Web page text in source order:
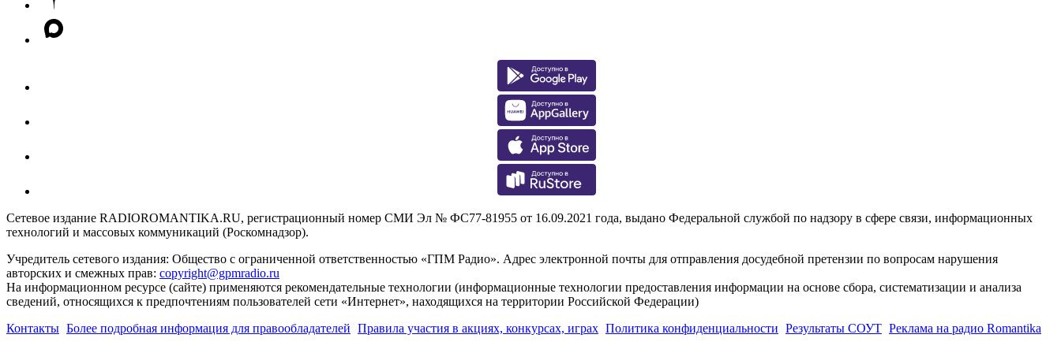
Сетевое издание RADIOROMANTIKA.RU, регистрационный номер СМИ Эл № ФС77-81955 от 16.09.2021 года, выдано Федеральной службой по надзору в сфере связи, информационных
технологий и массовых коммуникаций (Роскомнадзор).
Учредитель сетевого издания: Общество с ограниченной ответственностью «ГПМ Радио». Адрес электронной почты для отправления досудебной претензии по вопросам нарушения
авторских и смежных прав: copyright@gpmradio.ru
На информационном ресурсе (сайте) применяются рекомендательные технологии (информационные технологии предоставления информации на основе сбора, систематизации и анализа
сведений, относящихся к предпочтениям пользователей сети «Интернет», находящихся на территории Российской Федерации)
Контакты Более подробная информация для правообладателей Правила участия в акциях, конкурсах, играх Политика конфиденциальности Результаты СОУТ Реклама на радио Romantika